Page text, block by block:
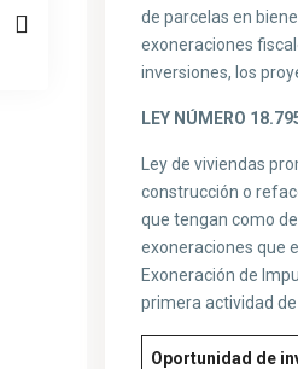
de parcelas en
exoneraciones
inversiones, los
LEY NÚMERO
Ley de viviendas
construcción o
que tengan como
exoneraciones que
Exoneración de
primera actividad
Oportunidad de